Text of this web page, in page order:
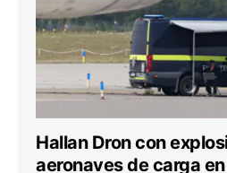
Hallan Dron con
aeronaves de carga